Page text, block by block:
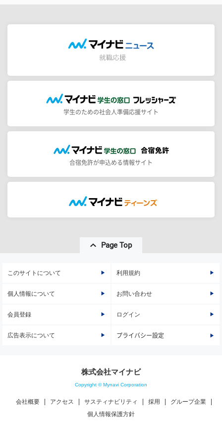
学生のための社会人準備応援サイト
合宿免許が申込める情報サイト
Page Top
このサイトについて 利用規約
個人情報について お問い合わせ
会員登録 ログイン
広告表示について プライバシー設定
株式会社マイナビ
Copyright © Mynavi Corporation
会社概要 アクセス サスティナビリティ 採用
グループ企業
個人情報保護方針